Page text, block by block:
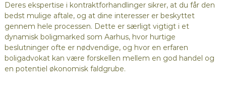
Deres ekspertise i kontraktforhandlinger sikrer, at du får den
bedst mulige aftale, og at dine interesser er beskyttet
gennem hele processen. Dette er særligt vigtigt i et
dynamisk boligmarked som Aarhus, hvor hurtige
beslutninger ofte er nødvendige, og hvor en erfaren
boligadvokat kan være forskellen mellem en god handel og
en potentiel økonomisk faldgrube.